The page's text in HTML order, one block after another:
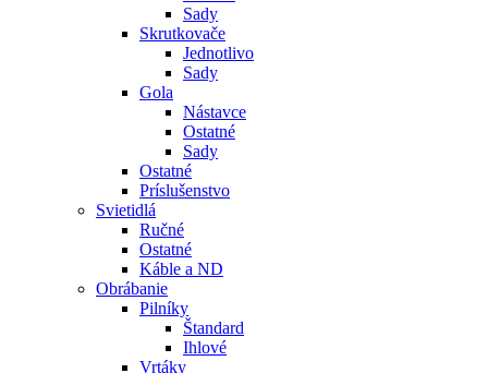
Sady
Skrutkovače
Jednotlivo
Sady
Gola
Nástavce
Ostatné
Sady
Ostatné
Príslušenstvo
Svietidlá
Ručné
Ostatné
Káble a ND
Obrábanie
Pilníky
Štandard
Ihlové
Vrtáky